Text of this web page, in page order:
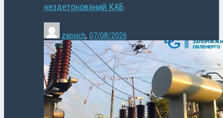
нездетонований КАБ
zapsich, 07/08/2026